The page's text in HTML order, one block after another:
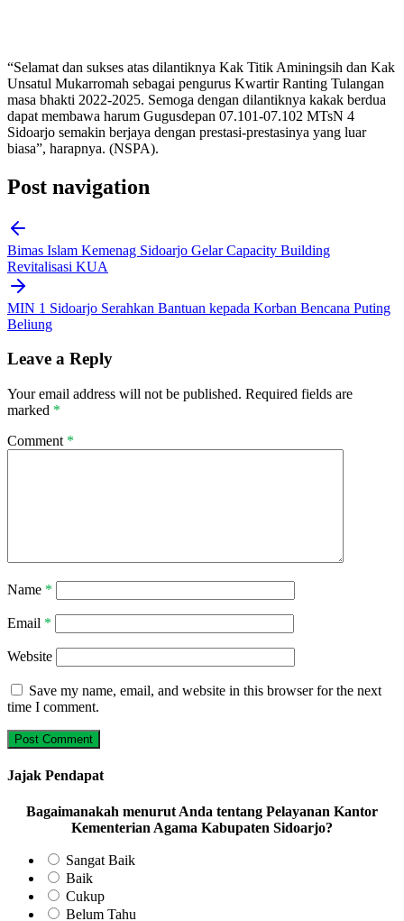
“Selamat dan sukses atas dilantiknya Kak Titik Aminingsih dan Kak
Unsatul Mukarromah sebagai pengurus Kwartir Ranting Tulangan
masa bhakti 2022-2025. Semoga dengan dilantiknya kakak berdua
dapat membawa harum Gugusdepan 07.101-07.102 MTsN 4
Sidoarjo semakin berjaya dengan prestasi-prestasinya yang luar
biasa”, harapnya. (NSPA).
Post navigation
Bimas Islam Kemenag Sidoarjo Gelar Capacity Building
Revitalisasi KUA
MIN 1 Sidoarjo Serahkan Bantuan kepada Korban Bencana Puting
Beliung
Leave a Reply
Your email address will not be published. Required fields are
marked *
Comment *
Name *
Email *
Website
Save my name, email, and website in this browser for the next
time I comment.
Jajak Pendapat
Bagaimanakah menurut Anda tentang Pelayanan Kantor
Kementerian Agama Kabupaten Sidoarjo?
Sangat Baik
Baik
Cukup
Belum Tahu